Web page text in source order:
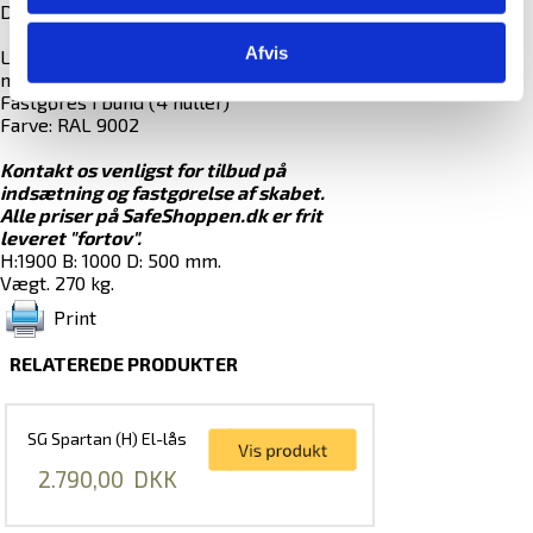
Afvis
Der medfølger 4 flytbare hylder.
Lås: FAS pengeskabslås m/ 2 nøgler, eller
mod merpris Elektronisk kode-lås.
Fastgøres i bund (4 huller)
Farve: RAL 9002
Kontakt os venligst for tilbud på
indsætning og fastgørelse af skabet.
Alle priser på SafeShoppen.dk er frit
leveret "fortov".
H:1900 B: 1000 D: 500 mm.
Vægt. 270 kg.
Print
RELATEREDE PRODUKTER
SG Spartan (H) El-lås
2.790,00 DKK